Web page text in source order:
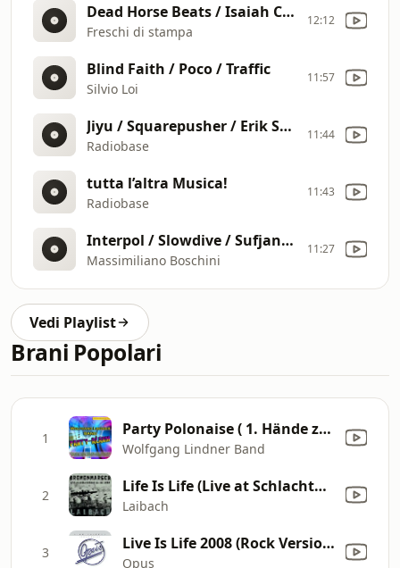
Dead Horse Beats / Isaiah Collier / Carlotta Ceraudo
Freschi di stampa
12:12
Blind Faith / Poco / Traffic
Silvio Loi
11:57
Jiyu / Squarepusher / Erik Sandqvist
Radiobase
11:44
tutta l’altra Musica!
Radiobase
11:43
Interpol / Slowdive / Sufjan Stevens
Massimiliano Boschini
11:27
Vedi Playlist
Brani Popolari
1 Party Polonaise ( 1. Hände zum Himmel 2. Anita 3. Fiesta Mexicana 4. Fürstenfeld 5. Eine neue Liebe 6. Michaela 7. Wahnsinn 8. Live is Life 9. Ein Bett im Kornfeld 10. Eviva Espana )
Wolfgang Lindner Band
2 Life Is Life (Live at Schlachthof, 12/10/1987)
Laibach
3 Live Is Life 2008 (Rock Version)
Opus